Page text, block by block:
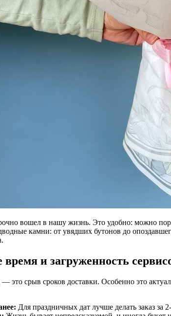
вошел в нашу жизнь. Это удобно: можно
камни: от увядших бутонов до
и загруженность
это срыв сроков доставки. Особенно это
Для праздничных дат лучше делать заказ за